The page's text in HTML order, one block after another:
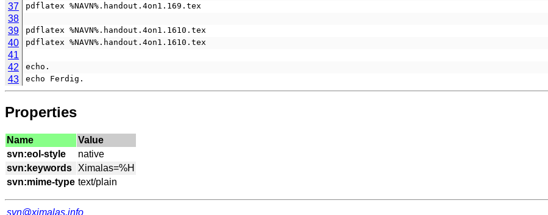
37 pdflatex %NAVN%.handout.4on1.169.tex
38
39
pdflatex %NAVN%.handout.4on1.1610.tex
40 pdflatex %NAVN%.handout.4on1.1610.tex
41
42
echo.
43 echo Ferdig.
Properties
Name
Value
svn:eol-style
svn:keywords
svn:mime-type
svn@ximalas.info